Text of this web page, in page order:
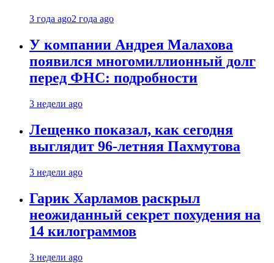
3 года ago2 года ago
У компании Андрея Малахова
появился многомиллионный долг
перед ФНС: подробности
3 недели ago
Лещенко показал, как сегодня
выглядит 96-летняя Пахмутова
3 недели ago
Гарик Харламов раскрыл
неожиданный секрет похудения на
14 килограммов
3 недели ago